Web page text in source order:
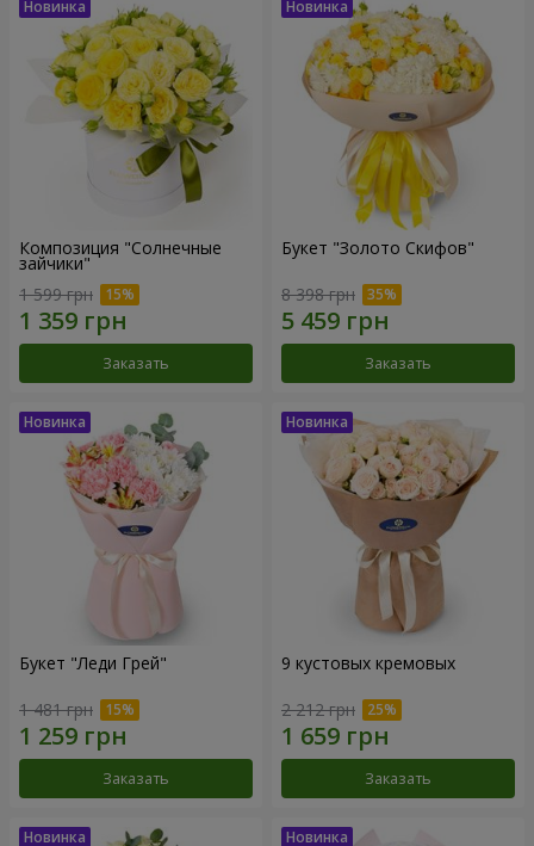
Композиция "Солнечные
зайчики"
1 599 грн
Заказать
Букет "Золото Скифов"
8 398 грн
Заказать
Букет "Леди Грей"
1 481 грн
Заказать
9 кустовых кремовых
2 212 грн
Заказать